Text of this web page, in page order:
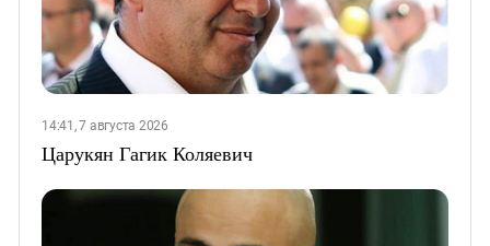
14:41, 7 августа 2026
Царукян Гагик Коляевич